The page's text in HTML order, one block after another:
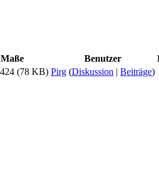
Maße Benutzer
(78 KB) Pirg (Diskussion | Beiträge)